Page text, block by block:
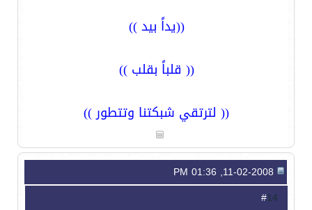
((يداً بيد ))
(( قلباً بقلب ))
(( لترتقي شبكتنا وتتطور ))
14